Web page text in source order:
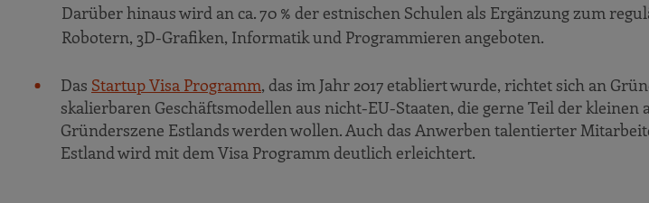
Darüber hinaus wird an ca. 70 % der estnischen Schulen als Ergänzung zum
Robotern, 3D-Grafiken, Informatik und Programmieren angeboten.
Das Startup Visa Programm, das im Jahr 2017 etabliert wurde, richtet sich an
skalierbaren Geschäftsmodellen aus nicht-EU-Staaten, die gerne Teil der kleinen
Gründerszene Estlands werden wollen. Auch das Anwerben talentierter
Estland wird mit dem Visa Programm deutlich erleichtert.